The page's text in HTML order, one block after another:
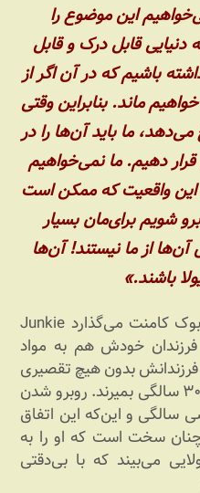
این موضوع را
دنیایی قابل درک و قابل
باشیم که در آن اگر از
ماند. بنابراین وقتی
می‌دهد، ما باید آن‌ها را در
دهیم. ما نمی‌خواهیم
این واقعیت که ممکن است
شویم برای‌مان بسیار
از ما نیستند! آن‌ها
باشند.»
پس مردی که در صفحه فیس‌بوک کامنت می‌گذارد Junkie
خودش هم به مواد
بدون هیچ تقصیری
از جانب او یا هیچ‌کس دیگر در ۳۰ سالگی بمیرند. روبرو شدن
سالگی و این‌که این اتفاق
چنان سخت است که او را به
می‌بیند که با بی‌دقتی